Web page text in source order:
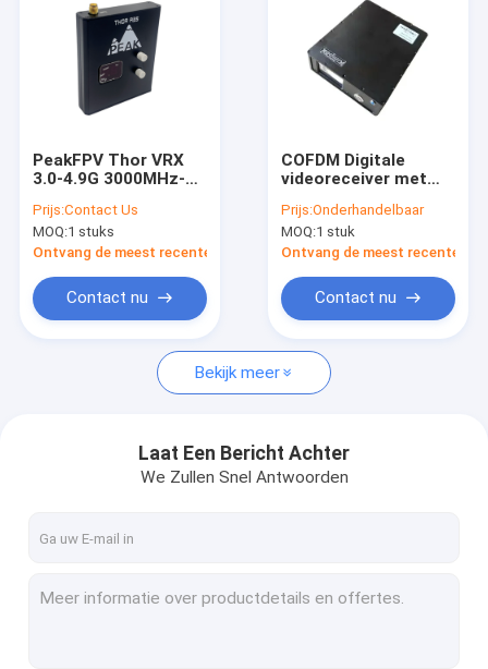
Over ons
Fabrieksreis
Vraag een offerte aan
De videozender van FPV
IP Mesh-radio
De Videozender van COFDM
PeakFPV Thor VRX
3.0-4.9G 3000MHz-
95dBm R35 voor
Ultra Long Range
Vlucht
Prijs:Contact Us
MOQ:1 stuks
Ontvang de meest recente Prijs
Contact nu
COFDM Digitale
videoreceiver met
CVBS Frequentie
Invoerbereik
300MHz-4700MHz
Prijs:Onderhandelbaar
MOQ:1 stuk
Ontvang de meest recente
Contact nu
Bekijk meer
Laat Een Bericht Achter
We Zullen Snel Antwoorden